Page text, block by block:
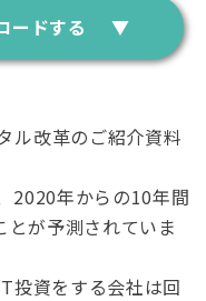
ードする
ル改革のご紹介資料
2020年からの10年間
とが予測されていま
投資をする会社は回